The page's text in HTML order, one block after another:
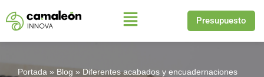
Saltar
Presupuesto
Portada » Blog » Diferentes acabados y encuadernaciones